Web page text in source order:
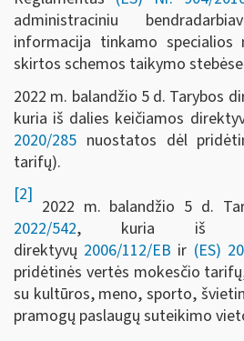
administraciniu
informacija tinkamo specialios
skirtos schemos taikymo
2022 m. balandžio 5 d. Tarybos
kuria iš dalies keičiamos
2020/285 nuostatos dėl
tarifų).
[2]
2022 m. balandžio 5 d.
2022/542, kuria iš
direktyvų 2006/112/EB ir (ES)
pridėtinės vertės mokesčio
su kultūros, meno, sporto,
pramogų paslaugų suteikimo